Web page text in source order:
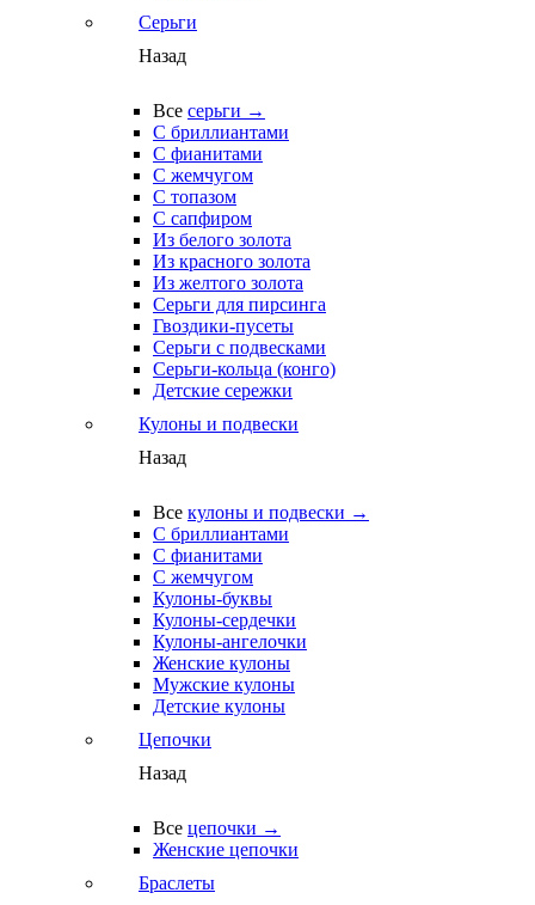
Серьги
Назад
Все серьги →
С бриллиантами
С фианитами
С жемчугом
С топазом
С сапфиром
Из белого золота
Из красного золота
Из желтого золота
Серьги для пирсинга
Гвоздики-пусеты
Серьги с подвесками
Серьги-кольца (конго)
Детские сережки
Кулоны и подвески
Назад
Все кулоны и подвески →
С бриллиантами
С фианитами
С жемчугом
Кулоны-буквы
Кулоны-сердечки
Кулоны-ангелочки
Женские кулоны
Мужские кулоны
Детские кулоны
Цепочки
Назад
Все цепочки →
Женские цепочки
Браслеты